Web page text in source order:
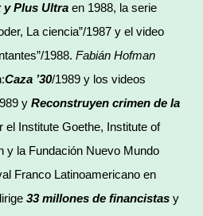
y Plus Ultra en 1988, la serie
La ciencia”/1987 y el video
1988. Fabián Hofman
Caza ’30/1989 y los videos
y Reconstruyen crimen de la
el Institute Goethe, Institute of
y la Fundación Nuevo Mundo
Franco Latinoamericano en
33 millones de financistas y